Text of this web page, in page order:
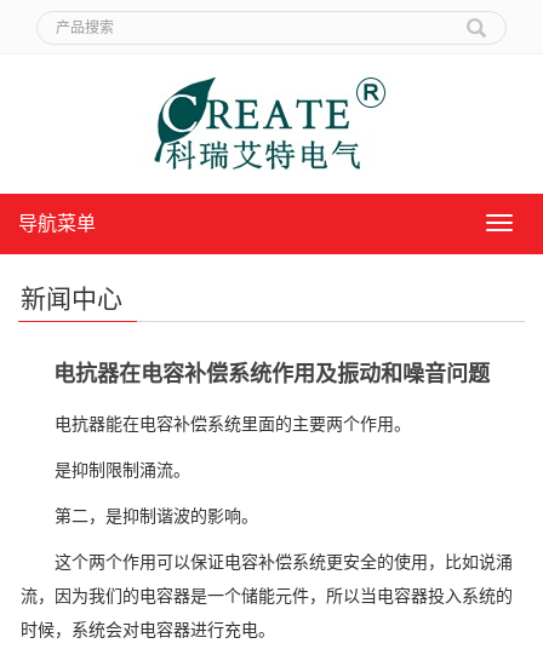
导
导航菜单
新闻中心
电抗器在电容补偿系统作用及振动和噪音问题
电抗器能在电容补偿系统里面的主要两个作用。
是抑制限制涌流。
第二，是抑制谐波的影响。
这个两个作用可以保证电容补偿系统更安全的使用，比如说涌
流，因为我们的电容器是一个储能元件，所以当电容器投入系统的
时候，系统会对电容器进行充电。